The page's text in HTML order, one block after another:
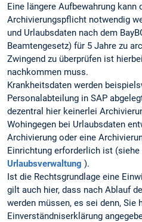
Eine längere Aufbewahrung kann
Archivierungspflicht notwendig
und Urlaubsdaten nach dem
Beamtengesetz) für 5 Jahre zu
Zwingend zu überprüfen ist
nachkommen muss.
Krankheitsdaten werden
Personalabteilung in SAP
dezentral hier keinerlei
Wohingegen bei Urlaubsdaten
Archivierung oder eine
Einrichtung erforderlich ist (siehe
Urlaubsverwaltung ).
Ist die Rechtsgrundlage eine
gilt auch hier, dass nach Ablauf
werden müssen, es sei denn, Sie
Einverständniserklärung